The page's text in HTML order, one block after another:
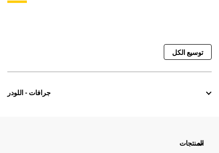
توسيع الكل
جرافات - اللودر
المنتجات